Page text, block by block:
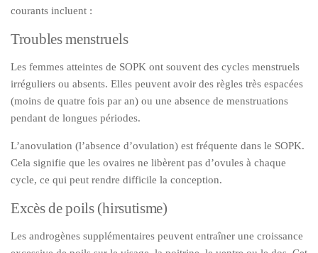
courants incluent :
Troubles menstruels
Les femmes atteintes de SOPK ont souvent des cycles menstruels
irréguliers ou absents. Elles peuvent avoir des règles très espacées
(moins de quatre fois par an) ou une absence de menstruations
pendant de longues périodes.
L’anovulation (l’absence d’ovulation) est fréquente dans le SOPK.
Cela signifie que les ovaires ne libèrent pas d’ovules à chaque
cycle, ce qui peut rendre difficile la conception.
Excès de poils (hirsutisme)
Les androgènes supplémentaires peuvent entraîner une croissance